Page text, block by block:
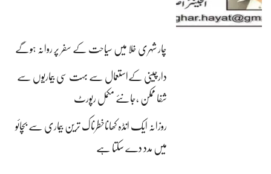
چار شہری خلا میں سیاحت کے سفر پر روانہ ہوگے
دارچینی کےاستعمال سے بہت سی بیماریوں سے
شفا ممکن ،جانئے مکمل رپورٹ
روزانہ ایک انڈہ کھاناخطرناک ترین بیماری سے بچائو
میں مدد دے سکتا ہے